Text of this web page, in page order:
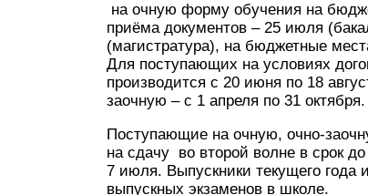
на очную форму обучения на
приёма документов – 25 июля
(магистратура), на бюджетные
Для поступающих на условиях
производится с 20 июня по 18
заочную – с 1 апреля по 31 октября.
Поступающие на очную, очно-
на сдачу во второй волне в срок
7 июля. Выпускники текущего
выпускных экзаменов в школе.